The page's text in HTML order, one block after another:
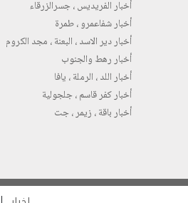
أخبار الفريديس ، جسرالزرقاء
أخبار شفاعمرو ، طمرة
أخبار دير الاسد ، البعنة ، مجد الكروم
أخبار رهط والجنوب
أخبار اللد ، الرملة ، يافا
أخبار كفر قاسم ، جلجولية
أخبار باقة ، زيمر ، جت